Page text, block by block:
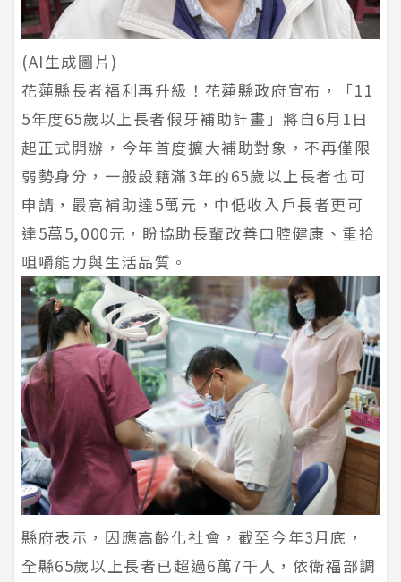
(AI生成圖片)
花蓮縣長者福利再升級！花蓮縣政府宣布，「11
5年度65歲以上長者假牙補助計畫」將自6月1日
起正式開辦，今年首度擴大補助對象，不再僅限
弱勢身分，一般設籍滿3年的65歲以上長者也可
申請，最高補助達5萬元，中低收入戶長者更可
達5萬5,000元，盼協助長輩改善口腔健康、重拾
咀嚼能力與生活品質。
縣府表示，因應高齡化社會，截至今年3月底，
全縣65歲以上長者已超過6萬7千人，依衛福部調